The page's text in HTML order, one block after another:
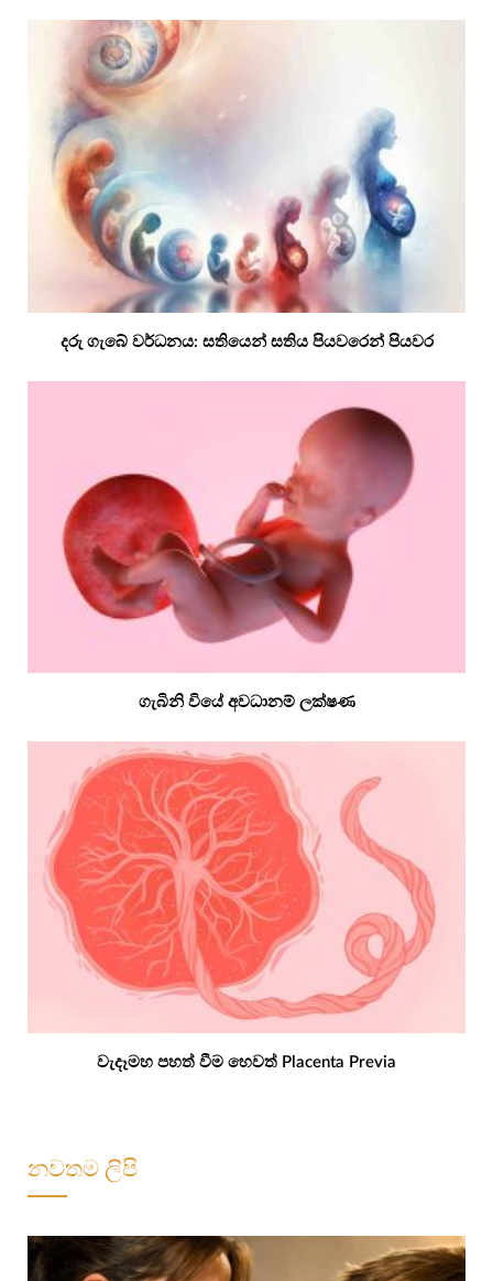
දරු ගැබේ වර්ධනය: සතියෙන් සතිය පියවරෙන් පියවර
ගැබිනි වියේ අවධානම් ලක්ෂණ
වැදෑමහ පහත් වීම හෙවත් Placenta Previa
නවතම ලිපි